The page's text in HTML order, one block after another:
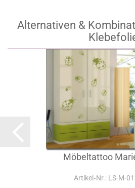
Alternativen &
Möbeltattoo
Artikel‑Nr.: LS-M-